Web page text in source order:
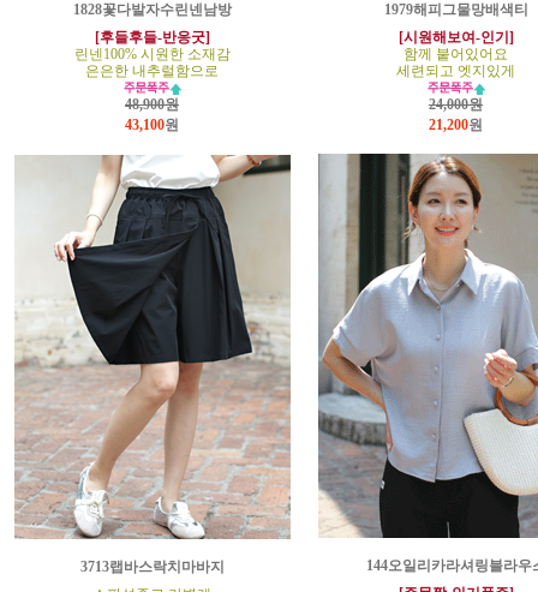
1828꽃다발자수린넨남방
[후들후들-반응굿]
린넨100% 시원한 소재감
은은한 내추럴함으로
48,900원
43,100원
1979해피그물망배색티
[시원해보여-인기]
함께 붙어있어요
세련되고 엣지있게
24,000원
21,200원
3713랩바스락치마바지
144오일리카라셔링블라우